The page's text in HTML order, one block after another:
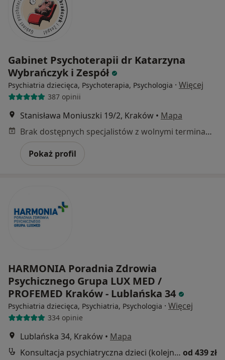
Gabinet Psychoterapii dr Katarzyna
Wybrańczyk i Zespół
Psychiatria dziecięca, Psychoterapia, Psychologia · Więcej
387 opinii
Stanisława Moniuszki 19/2, Kraków • Mapa
Brak dostępnych specjalistów z wolnymi terminami w tym centrum medycznym.
Pokaż profil
HARMONIA Poradnia Zdrowia
Psychicznego Grupa LUX MED /
PROFEMED Kraków - Lublańska 34
Psychiatria dziecięca, Psychiatria, Psychologia · Więcej
334 opinie
Lublańska 34, Kraków • Mapa
Konsultacja psychiatryczna dzieci (kolejna wizyta) od 439 zł